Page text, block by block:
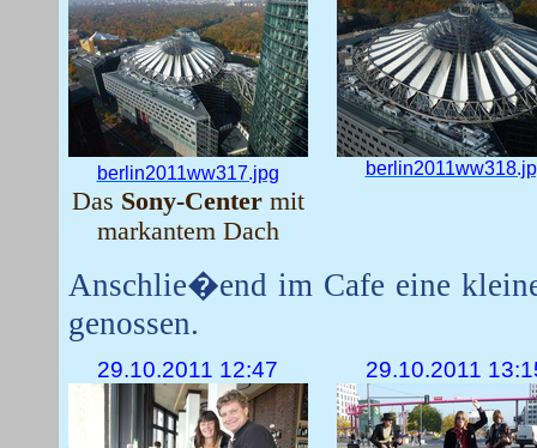
berlin2011ww317.jpg
Das Sony-Centermit
markantem Dach
Anschlie�end im Cafe eine
genossen.
29.10.2011 12:47 29.10.2011